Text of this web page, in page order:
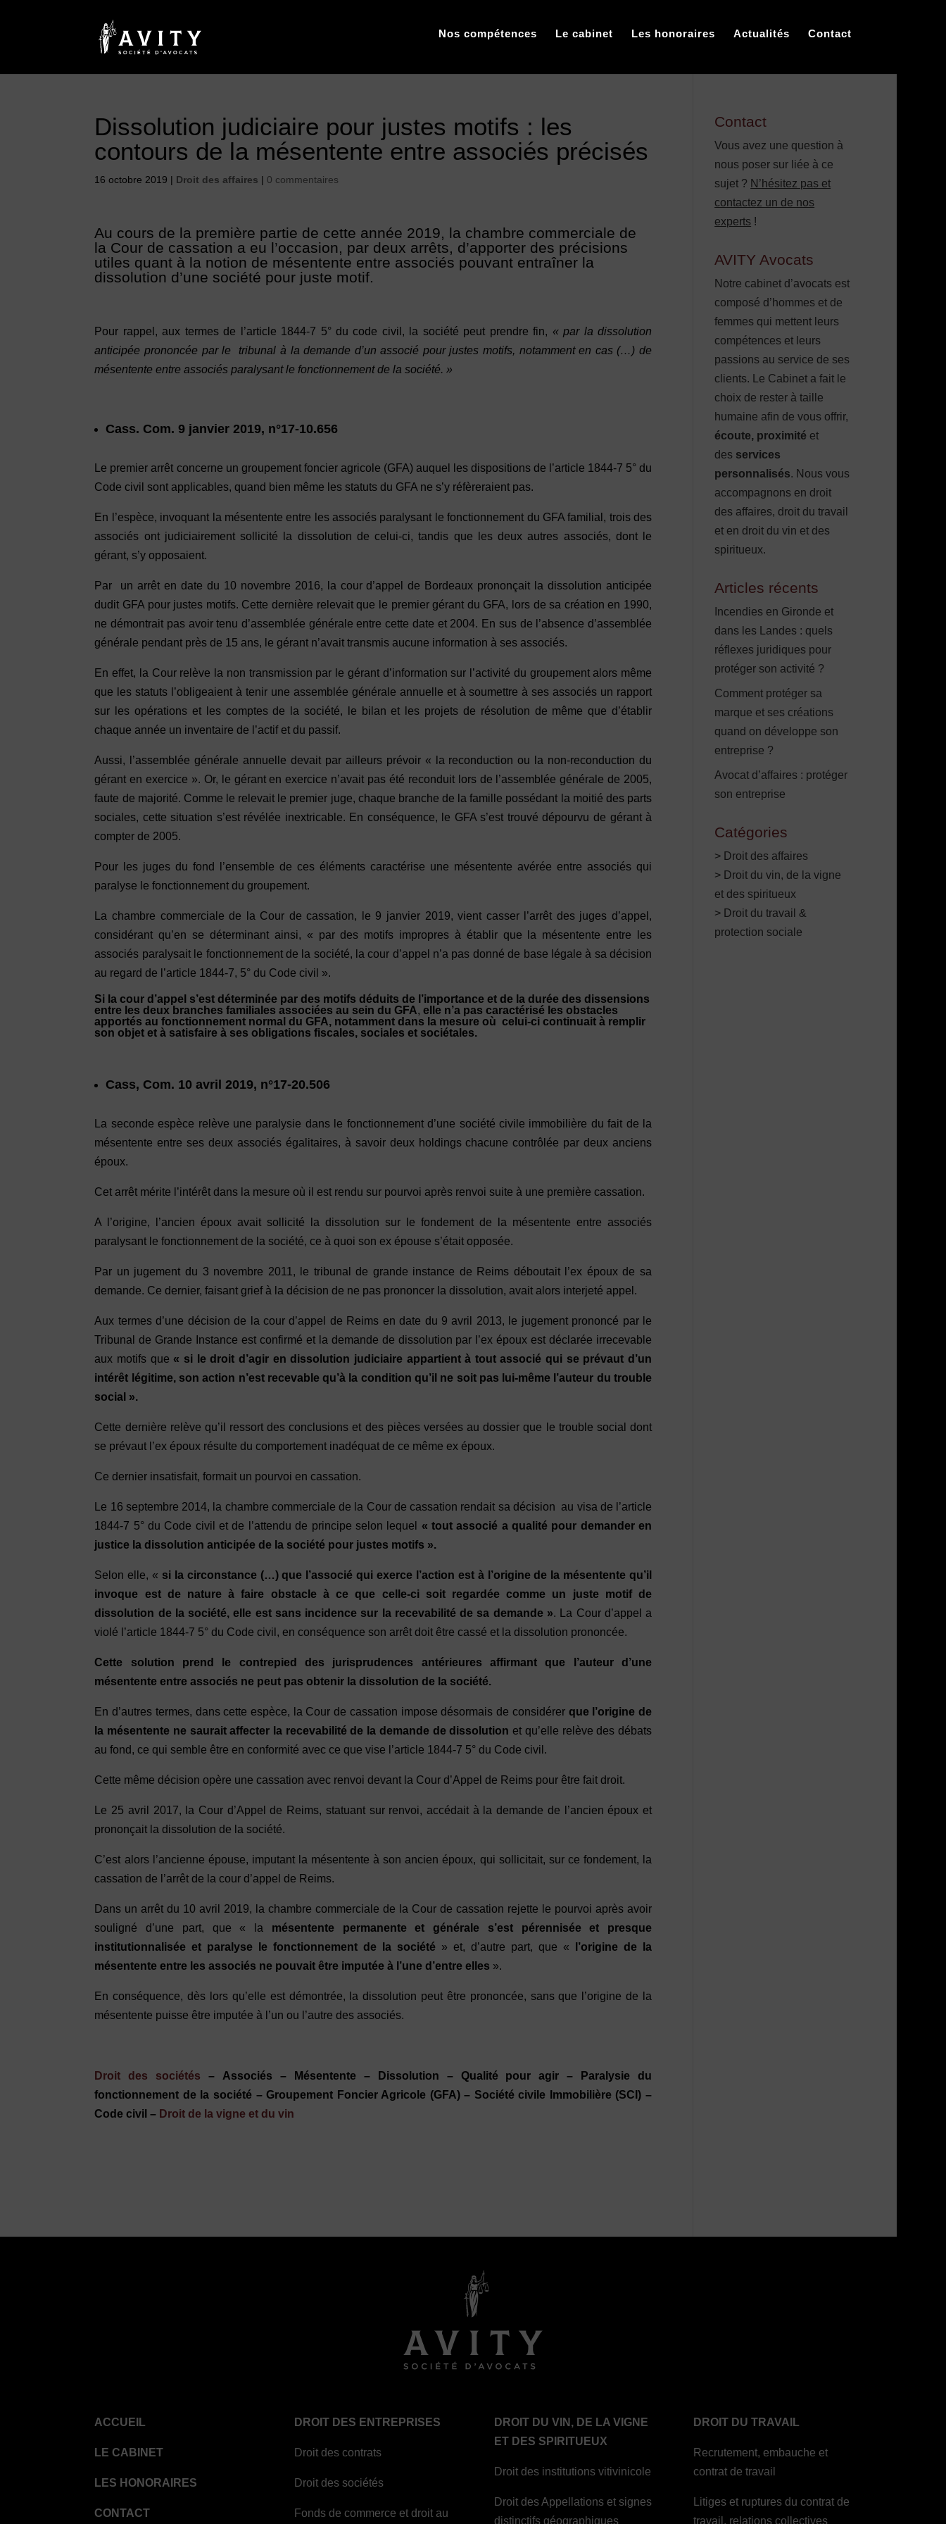
Nos compétences Le cabinet Les honoraires Actualités Contact
Dissolution judiciaire pour justes motifs : les
contours de la mésentente entre associés précisés
16 octobre 2019 | Droit des affaires | 0 commentaires
Au cours de la première partie de cette année 2019, la chambre commerciale de
la Cour de cassation a eu l’occasion, par deux arrêts, d’apporter des précisions
utiles quant à la notion de mésentente entre associés pouvant entraîner la
dissolution d’une société pour juste motif.
Pour rappel, aux termes de l’article 1844-7 5° du code civil, la société peut prendre fin, « par la dissolution
anticipée prononcée par le tribunal à la demande d’un associé pour justes motifs, notamment en cas (…) de
mésentente entre associés paralysant le fonctionnement de la société. »
Cass. Com. 9 janvier 2019, n°17-10.656
Le premier arrêt concerne un groupement foncier agricole (GFA) auquel les dispositions de l’article 1844-7 5° du
Code civil sont applicables, quand bien même les statuts du GFA ne s’y réfèreraient pas.
En l’espèce, invoquant la mésentente entre les associés paralysant le fonctionnement du GFA familial, trois des
associés ont judiciairement sollicité la dissolution de celui-ci, tandis que les deux autres associés, dont le
gérant, s’y opposaient.
Par un arrêt en date du 10 novembre 2016, la cour d’appel de Bordeaux prononçait la dissolution anticipée
dudit GFA pour justes motifs. Cette dernière relevait que le premier gérant du GFA, lors de sa création en 1990,
ne démontrait pas avoir tenu d’assemblée générale entre cette date et 2004. En sus de l’absence d’assemblée
générale pendant près de 15 ans, le gérant n’avait transmis aucune information à ses associés.
En effet, la Cour relève la non transmission par le gérant d’information sur l’activité du groupement alors même
que les statuts l’obligeaient à tenir une assemblée générale annuelle et à soumettre à ses associés un rapport
sur les opérations et les comptes de la société, le bilan et les projets de résolution de même que d’établir
chaque année un inventaire de l’actif et du passif.
Aussi, l’assemblée générale annuelle devait par ailleurs prévoir « la reconduction ou la non-reconduction du
gérant en exercice ». Or, le gérant en exercice n’avait pas été reconduit lors de l’assemblée générale de 2005,
faute de majorité. Comme le relevait le premier juge, chaque branche de la famille possédant la moitié des parts
sociales, cette situation s’est révélée inextricable. En conséquence, le GFA s’est trouvé dépourvu de gérant à
compter de 2005.
Pour les juges du fond l’ensemble de ces éléments caractérise une mésentente avérée entre associés qui
paralyse le fonctionnement du groupement.
La chambre commerciale de la Cour de cassation, le 9 janvier 2019, vient casser l’arrêt des juges d’appel,
considérant qu’en se déterminant ainsi, « par des motifs impropres à établir que la mésentente entre les
associés paralysait le fonctionnement de la société, la cour d’appel n’a pas donné de base légale à sa décision
au regard de l’article 1844-7, 5° du Code civil ».
Si la cour d’appel s’est déterminée par des motifs déduits de l’importance et de la durée des dissensions
entre les deux branches familiales associées au sein du GFA,elle n’a pas caractérisé les obstacles
apportés au fonctionnement normal du GFA, notamment dans la mesure où celui-ci continuait à remplir
son objet et à satisfaire à ses obligations fiscales, sociales et sociétales.
Cass, Com. 10 avril 2019, n°17-20.506
La seconde espèce relève une paralysie dans le fonctionnement d’une société civile immobilière du fait de la
mésentente entre ses deux associés égalitaires, à savoir deux holdings chacune contrôlée par deux anciens
époux.
Cet arrêt mérite l’intérêt dans la mesure où il est rendu sur pourvoi après renvoi suite à une première cassation.
A l’origine, l’ancien époux avait sollicité la dissolution sur le fondement de la mésentente entre associés
paralysant le fonctionnement de la société, ce à quoi son ex épouse s’était opposée.
Par un jugement du 3 novembre 2011, le tribunal de grande instance de Reims déboutait l’ex époux de sa
demande. Ce dernier, faisant grief à la décision de ne pas prononcer la dissolution, avait alors interjeté appel.
Aux termes d’une décision de la cour d’appel de Reims en date du 9 avril 2013, le jugement prononcé par le
Tribunal de Grande Instance est confirmé et la demande de dissolution par l’ex époux est déclarée irrecevable
aux motifs que « si le droit d’agir en dissolution judiciaire appartient à tout associé qui se prévaut d’un
intérêt légitime, son action n’est recevable qu’à la condition qu’il ne soit pas lui-même l’auteur du trouble
social ».
Cette dernière relève qu’il ressort des conclusions et des pièces versées au dossier que le trouble social dont
se prévaut l’ex époux résulte du comportement inadéquat de ce même ex époux.
Ce dernier insatisfait, formait un pourvoi en cassation.
Le 16 septembre 2014, la chambre commerciale de la Cour de cassation rendait sa décision au visa de l’article
1844-7 5° du Code civil et de l’attendu de principe selon lequel « tout associé a qualité pour demander en
justice la dissolution anticipée de la société pour justes motifs ».
Selon elle, « si la circonstance (…) que l’associé qui exerce l’action est à l’origine de la mésentente qu’il
invoque est de nature à faire obstacle à ce que celle-ci soit regardée comme un juste motif de
dissolution de la société, elle est sans incidence sur la recevabilité de sa demande ». La Cour d’appel a
violé l’article 1844-7 5° du Code civil, en conséquence son arrêt doit être cassé et la dissolution prononcée.
Cette solution prend le contrepied des jurisprudences antérieures affirmant que l’auteur d’une
mésentente entre associés ne peut pas obtenir la dissolution de la société.
En d’autres termes, dans cette espèce, la Cour de cassation impose désormais de considérer que l’origine de
la mésentente ne saurait affecter la recevabilité de la demande de dissolution et qu’elle relève des débats
au fond, ce qui semble être en conformité avec ce que vise l’article 1844-7 5° du Code civil.
Cette même décision opère une cassation avec renvoi devant la Cour d’Appel de Reims pour être fait droit.
Le 25 avril 2017, la Cour d’Appel de Reims, statuant sur renvoi, accédait à la demande de l’ancien époux et
prononçait la dissolution de la société.
C’est alors l’ancienne épouse, imputant la mésentente à son ancien époux, qui sollicitait, sur ce fondement, la
cassation de l’arrêt de la cour d’appel de Reims.
Dans un arrêt du 10 avril 2019, la chambre commerciale de la Cour de cassation rejette le pourvoi après avoir
souligné d’une part, que « la mésentente permanente et générale s’est pérennisée et presque
institutionnalisée et paralyse le fonctionnement de la société » et, d’autre part, que «
l’origine de la
mésentente entre les associés ne pouvait être imputée à l’une d’entre elles ».
En conséquence, dès lors qu’elle est démontrée, la dissolution peut être prononcée, sans que l’origine de la
mésentente puisse être imputée à l’un ou l’autre des associés.
Droit des sociétés – Associés – Mésentente – Dissolution – Qualité pour agir – Paralysie du
fonctionnement de la société – Groupement Foncier Agricole (GFA) – Société civile Immobilière (SCI) –
Code civil – Droit de la vigne et du vin
Contact
Vous avez une question à
nous poser sur liée à ce
sujet ? N’hésitez pas et
contactez un de nos
experts !
AVITY Avocats
Notre cabinet d’avocats est
composé d’hommes et de
femmes qui mettent leurs
compétences et leurs
passions au service de ses
clients. Le Cabinet a fait le
choix de rester à taille
humaine afin de vous offrir,
écoute, proximité et
des services
personnalisés. Nous vous
accompagnons en droit
des affaires, droit du travail
et en droit du vin et des
spiritueux.
Articles récents
Incendies en Gironde et
dans les Landes : quels
réflexes juridiques pour
protéger son activité ?
Comment protéger sa
marque et ses créations
quand on développe son
entreprise ?
Avocat d’affaires : protéger
son entreprise
Catégories
> Droit des affaires
> Droit du vin, de la vigne
et des spiritueux
> Droit du travail &
protection sociale
ACCUEIL
LE CABINET
LES HONORAIRES
CONTACT
DROIT DES ENTREPRISES
Droit des contrats
Droit des sociétés
Fonds de commerce et droit au
DROIT DU VIN, DE LA VIGNE
ET DES SPIRITUEUX
Droit des institutions vitivinicole
Droit des Appellations et signes
distinctifs géographiques
DROIT DU TRAVAIL
Recrutement, embauche et
contrat de travail
Litiges et ruptures du contrat de
travail, relations collectives